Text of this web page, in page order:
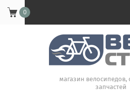
0
магазин велосипедов,
запчастей